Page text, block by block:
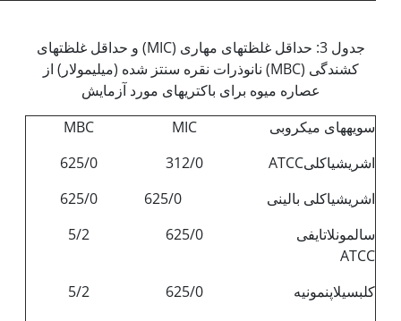
جدول 3: حداقل غلظت­های مهاری (MIC) و حداقل غلظت­های
کشندگی (MBC) نانوذرات نقره سنتز شده (میلی­مولار) از
عصاره میوه برای باکتری‫های مورد آزمایش
سویه­های میکروبی
MIC
MBC
اشریشیاکلیATCC
312/0
625/0
اشریشیاکلی بالینی
625/0
625/0
سالمونلاتایفی
ATCC
625/0
5/2
کلبسیلاپنمونیه 625/0
5/2